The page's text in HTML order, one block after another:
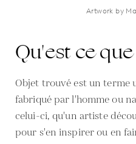
Artwork by
Qu'est ce
Objet trouvé est un terme
fabriqué par l'homme ou
celui-ci, qu'un artiste
pour s'en inspirer ou en